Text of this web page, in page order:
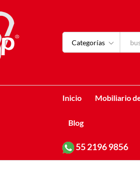
Categorías
Inicio Mobiliario
Blog
552196 9856